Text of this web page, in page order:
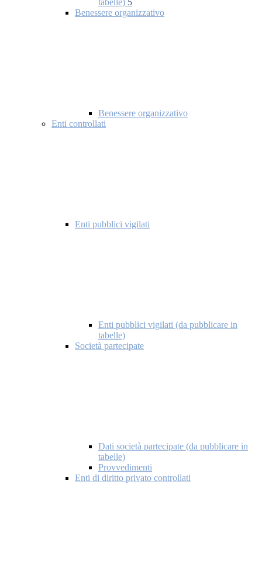
tabelle) 5
Benessere organizzativo
Benessere organizzativo
Enti controllati
Enti pubblici vigilati
Enti pubblici vigilati (da pubblicare in
tabelle)
Società partecipate
Dati società partecipate (da pubblicare in
tabelle)
Provvedimenti
Enti di diritto privato controllati